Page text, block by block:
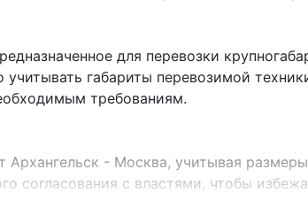
для перевозки
габариты перевозимой
требованиям.
- Москва, учитывая
согласования с властями, чтобы